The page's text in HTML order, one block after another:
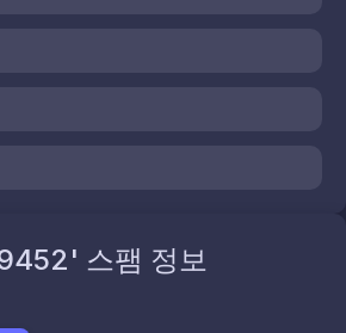
스팸 정보